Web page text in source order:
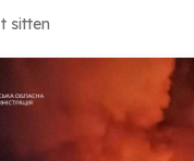
Suomi on
tuoreesta Virolahden
että suoraan Venäjän
tietoja Suomen
sitten